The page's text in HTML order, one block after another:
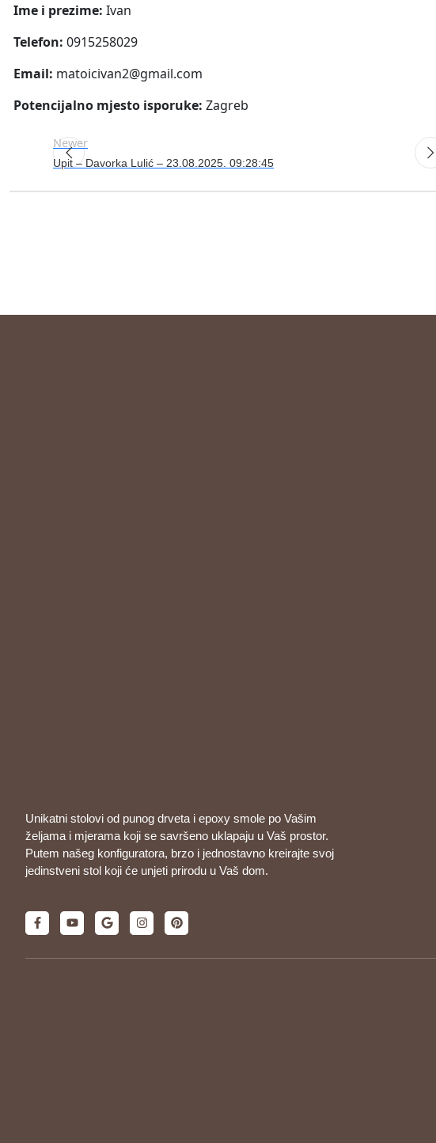
Ime i prezime: Ivan
Telefon: 0915258029
Email: matoicivan2@gmail.com
Potencijalno mjesto isporuke: Zagreb
Newer
Upit – Davorka Lulić – 23.08.2025. 09:28:45
Unikatni stolovi od punog drveta i epoxy smole po Vašim
željama i mjerama koji se savršeno uklapaju u Vaš prostor.
Putem našeg konfiguratora, brzo i jednostavno kreirajte svoj
jedinstveni stol koji će unjeti prirodu u Vaš dom.